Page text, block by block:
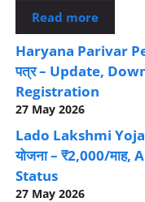
Read more
Haryana Parivar
पत्र – Update,
Registration
27 May 2026
Lado Lakshmi
योजना – ₹2,000/
Status
27 May 2026